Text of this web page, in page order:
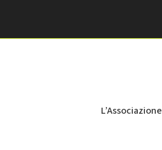
L’Associazione